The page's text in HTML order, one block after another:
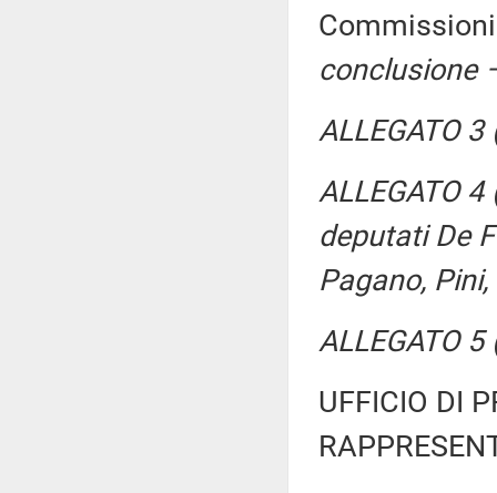
conclusione
ALLEGATO
ALLEGATO
deputati De
Pagano,
ALLEGATO
UFFICIO DI